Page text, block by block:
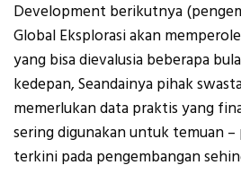
Development berikutnya
Global Eksplorasi akan
yang bisa dievalusia beberapa
kedepan, Seandainya pihak
memerlukan data praktis yang
sering digunakan untuk temuan
terkini pada pengembangan